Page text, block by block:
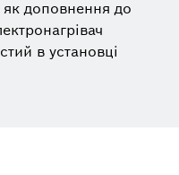
як доповнення до
в установці